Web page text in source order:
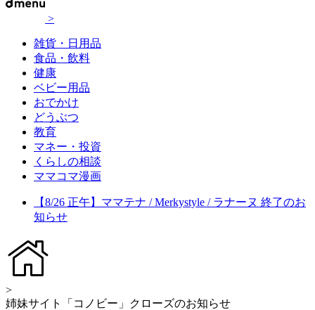
>
雑貨・日用品
食品・飲料
健康
ベビー用品
おでかけ
どうぶつ
教育
マネー・投資
くらしの相談
ママコマ漫画
【8/26 正午】ママテナ / Merkystyle / ラナーヌ 終了のお
知らせ
>
姉妹サイト「コノビー」クローズのお知らせ